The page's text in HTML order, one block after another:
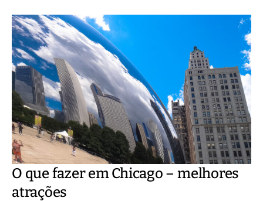
O que fazer em Chicago – melhores
atrações